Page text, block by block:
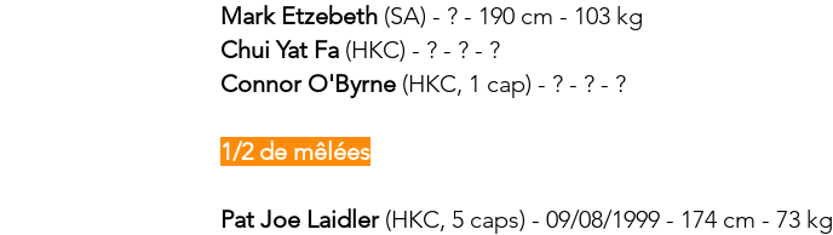
Mark Etzebeth (SA) - ? - 190 cm - 103 kg
Chui Yat Fa (HKC) - ? - ? - ?
Connor O'Byrne (HKC, 1 cap) - ? - ? - ?
1/2 de mêlées
Pat Joe Laidler(HKC, 5 caps) - 09/08/1999 - 174 cm - 73 kg